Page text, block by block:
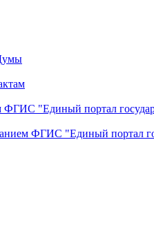
ФГИС "Единый портал
ФГИС "Единый портал